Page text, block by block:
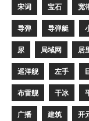
宋词 宝石 宽
导弹 导弹艇
尿 局域网 居
巡洋舰 左手
布雷舰 干冰
广播 建筑 开